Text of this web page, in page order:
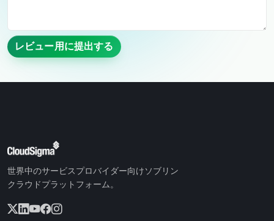
レビュー用に提出する
世界中のサービスプロバイダー向けソブリン
クラウドプラットフォーム。